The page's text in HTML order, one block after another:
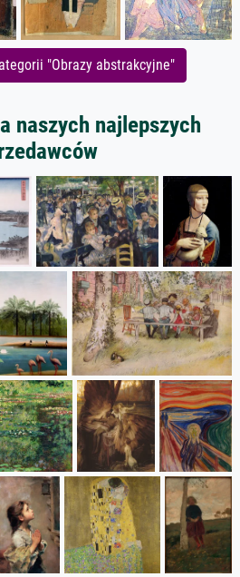
"Obrazy abstrakcyjne"
naszych najlepszych